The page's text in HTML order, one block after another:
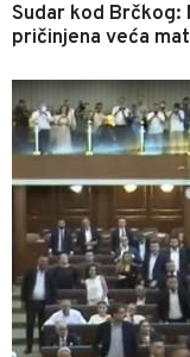
Sudar kod
pričinjena veća